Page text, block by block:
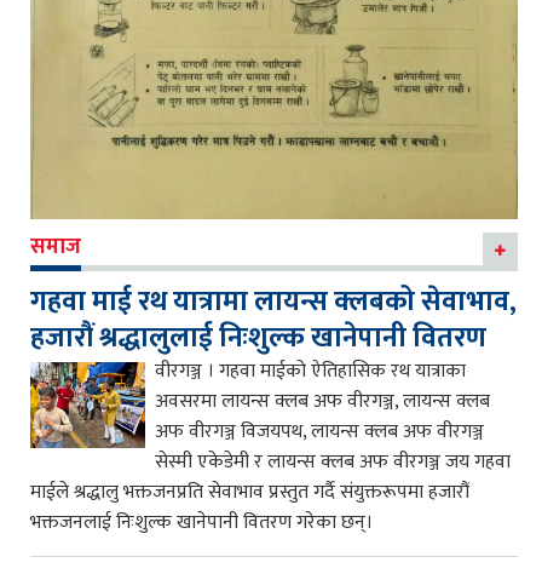
समाज
गहवा माई रथ यात्रामा लायन्स क्लबको सेवाभाव,
हजारौं श्रद्धालुलाई निःशुल्क खानेपानी वितरण
वीरगञ्ज । गहवा माईको ऐतिहासिक रथ यात्राका
अवसरमा लायन्स क्लब अफ वीरगञ्ज, लायन्स क्लब
अफ वीरगञ्ज विजयपथ, लायन्स क्लब अफ वीरगञ्ज
सेस्मी एकेडेमी र लायन्स क्लब अफ वीरगञ्ज जय गहवा
माईले श्रद्धालु भक्तजनप्रति सेवाभाव प्रस्तुत गर्दै संयुक्तरूपमा हजारौं
भक्तजनलाई निःशुल्क खानेपानी वितरण गरेका छन्।